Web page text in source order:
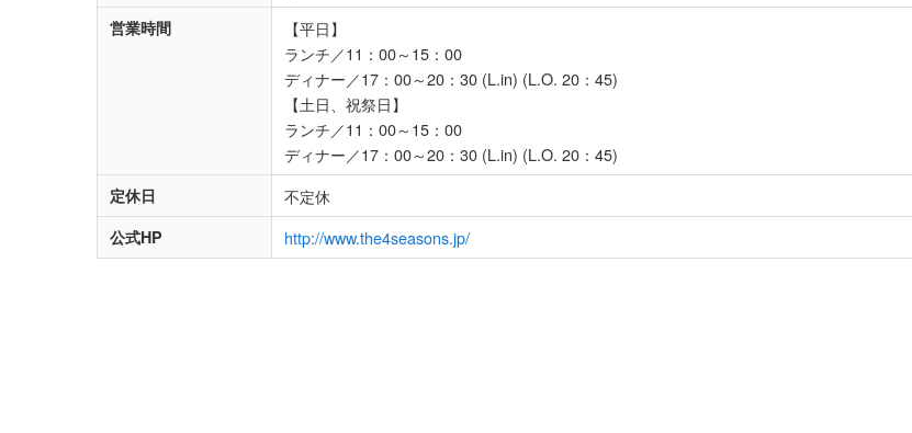
営業時間
【平日】
ランチ／11：00～15：00
ディナー／17：00～20：30 (L.in) (L.O. 20：45)
【土日、祝祭日】
ランチ／11：00～15：00
ディナー／17：00～20：30 (L.in) (L.O. 20：45)
定休日 不定休
公式HP http://www.the4seasons.jp/